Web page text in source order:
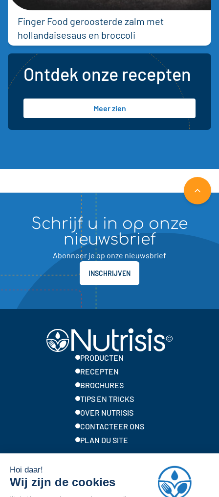
Ontdek onze recepten
Meer zien
Finger Food geroosterde zalm met
hollandaisesaus en broccoli
NAAR
Schrijf u in op onze
nieuwsbrief
Abonneer je op onze nieuwsbrief
INSCHRIJVEN
PRODUCTEN
RECEPTEN
BROCHURES
TIPS EN TRICKS
OVER NUTRISIS
CONTACTEER ONS
PLAN DU SITE